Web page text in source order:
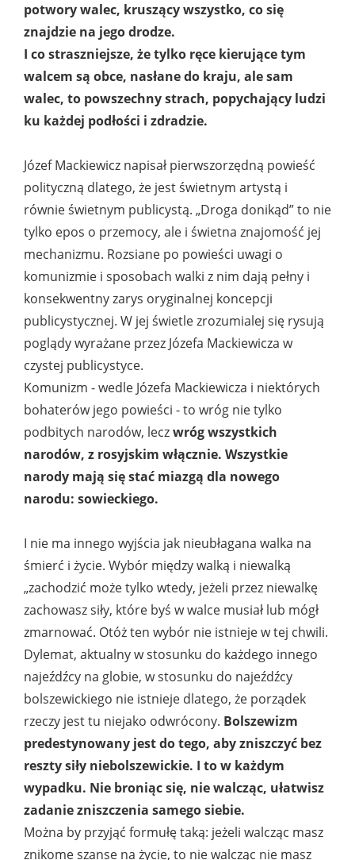
potwory walec, kruszący wszystko, co się
znajdzie na jego drodze.
I co straszniejsze, że tylko ręce kierujące tym
walcem są obce, nasłane do kraju, ale sam
walec, to powszechny strach, popychający ludzi
ku każdej podłości i zdradzie.
Józef Mackiewicz napisał pierwszorzędną powieść
polityczną dlatego, że jest świetnym artystą i
równie świetnym publicystą. „Droga donikąd” to nie
tylko epos o przemocy, ale i świetna znajomość jej
mechanizmu. Rozsiane po powieści uwagi o
komunizmie i sposobach walki z nim dają pełny i
konsekwentny zarys oryginalnej koncepcji
publicystycznej. W jej świetle zrozumialej się rysują
poglądy wyrażane przez Józefa Mackiewicza w
czystej publicystyce.
Komunizm - wedle Józefa Mackiewicza i niektórych
bohaterów jego powieści - to wróg nie tylko
podbitych narodów, leczwróg wszystkich
narodów, z rosyjskim włącznie. Wszystkie
narody mają się stać miazgą dla nowego
narodu: sowieckiego.
I nie ma innego wyjścia jak nieubłagana walka na
śmierć i życie. Wybór między walką i niewalką
„zachodzić może tylko wtedy, jeżeli przez niewalkę
zachowasz siły, które byś w walce musiał lub mógł
zmarnować. Otóż ten wybór nie istnieje w tej chwili.
Dylemat, aktualny w stosunku do każdego innego
najeźdźcy na globie, w stosunku do najeźdźcy
bolszewickiego nie istnieje dlatego, że porządek
rzeczy jest tu niejako odwrócony. Bolszewizm
predestynowany jest do tego, aby zniszczyć bez
reszty siły niebolszewickie. I to w każdym
wypadku. Nie broniąc się, nie walcząc, ułatwisz
zadanie zniszczenia samego siebie.
Można by przyjąć formułę taką: jeżeli walcząc masz
znikome szanse na życie, to nie walcząc nie masz